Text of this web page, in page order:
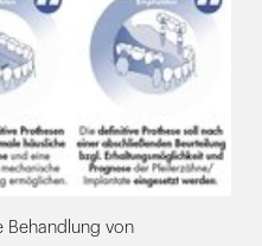
Behandlung von